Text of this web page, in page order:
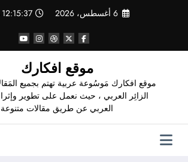
6 أغسطس، 2026 12:15:38 PM
موقع افكارك
موقع افكارك مَوسُوعة عربية تهتم بجميع
الزائِر العربي ، حيث نعمل على تطوير
العربي عن طريق مقالات متنوعة